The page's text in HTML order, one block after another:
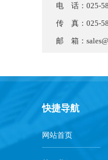
电 话：025-
传 真：025-
邮 箱：
快捷导航
网站首页